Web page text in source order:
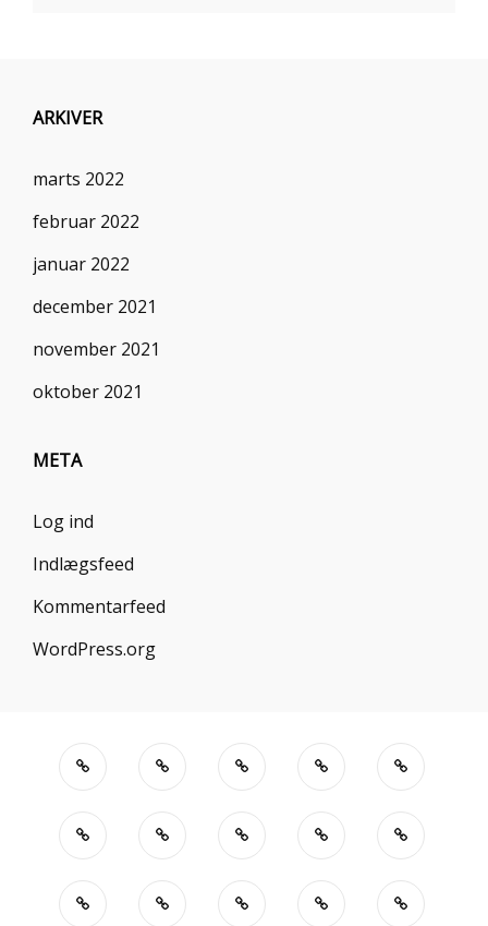
ARKIVER
marts 2022
februar 2022
januar 2022
december 2021
november 2021
oktober 2021
META
Log ind
Indlægsfeed
Kommentarfeed
WordPress.org